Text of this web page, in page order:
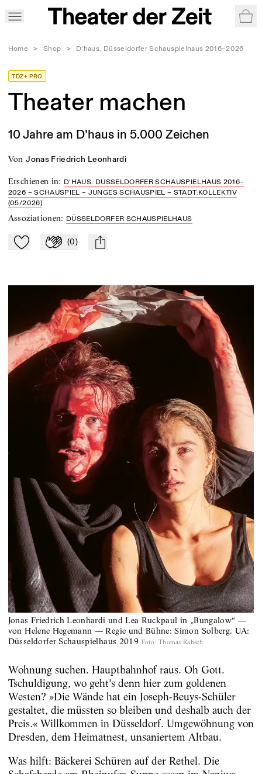
Home > Shop > D’haus. Düsseldorfer Schauspielhaus 2016–2026
TDZ+ PRO
Theater machen
10 Jahre am D’haus in 5.000 Zeichen
von Jonas Friedrich Leonhardi
Erschienen in: D’HAUS. DÜSSELDORFER SCHAUSPIELHAUS 2016–
2026 – SCHAUSPIEL – JUNGES SCHAUSPIEL – STADT:KOLLEKTIV
(05/2026)
Assoziationen: DÜSSELDORFER SCHAUSPIELHAUS
Zu Mein-TdZ hinzufügen
Applaudieren
(0) mail
Jonas Friedrich Leonhardi und Lea Ruckpaul in „Bungalow“ —
von Helene Hegemann — Regie und Bühne: Simon Solberg. UA:
Düsseldorfer Schauspielhaus 2019 Foto: Thomas Rabsch
Wohnung suchen. Hauptbahnhof raus. Oh Gott.
Tschuldigung, wo geht’s denn hier zum goldenen
Westen? »Die Wände hat ein Joseph-Beuys-Schüler
gestaltet, die müssten so bleiben und deshalb auch der
Preis.« Willkommen in Düsseldorf. Umgewöhnung von
Dresden, dem Heimatnest, unsaniertem Altbau.
Was hilft: Bäckerei Schüren auf der Rethel. Die